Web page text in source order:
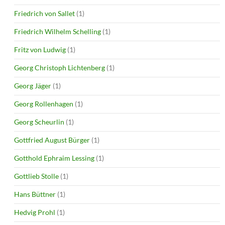
Friedrich von Sallet (1)
Friedrich Wilhelm Schelling (1)
Fritz von Ludwig (1)
Georg Christoph Lichtenberg (1)
Georg Jäger (1)
Georg Rollenhagen (1)
Georg Scheurlin (1)
Gottfried August Bürger (1)
Gotthold Ephraim Lessing (1)
Gottlieb Stolle (1)
Hans Büttner (1)
Hedvig Prohl (1)